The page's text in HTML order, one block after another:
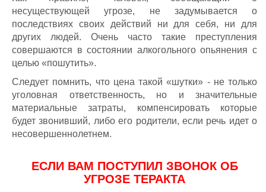
несуществующей угрозе, не задумывается о
последствиях своих действий ни для себя, ни для
других людей. Очень часто такие преступления
совершаются в состоянии алкогольного опьянения с
целью «пошутить».
Следует помнить, что цена такой «шутки» - не только
уголовная ответственность, но и значительные
материальные затраты, компенсировать которые
будет звонивший, либо его родители, если речь идет о
несовершеннолетнем.
ЕСЛИ ВАМ ПОСТУПИЛ ЗВОНОК ОБ
УГРОЗЕ ТЕРАКТА